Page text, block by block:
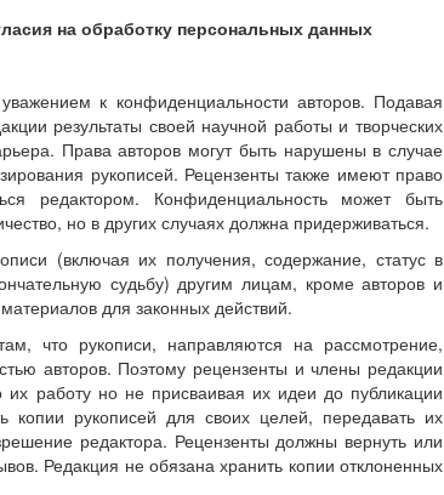
на обработку персональных данных
к конфиденциальности авторов. Подавая
результаты своей научной работы и творческих
Права авторов могут быть нарушены в случае
рукописей. Рецензенты также имеют право
редактором. Конфиденциальность может быть
но в других случаях должна придерживаться.
(включая их получения, содержание, статус в
судьбу) другим лицам, кроме авторов и
для законных действий.
что рукописи, направляются на рассмотрение,
авторов. Поэтому рецензенты и члены редакции
работу но не присваивая их идеи до публикации
копии рукописей для своих целей, передавать их
редактора. Рецензенты должны вернуть или
Редакция не обязана хранить копии отклоненных